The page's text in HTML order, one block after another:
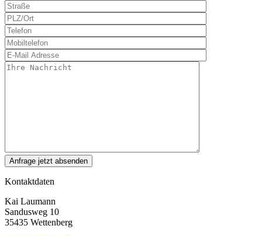
Kontaktdaten
Kai Laumann
Sandusweg 10
35435 Wettenberg